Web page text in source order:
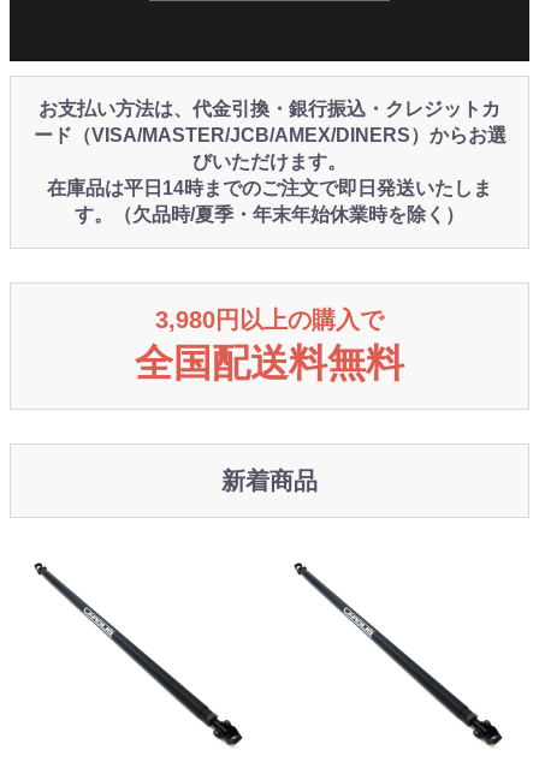
お支払い方法は、代金引換・銀行振込・クレジットカ
ード（VISA/MASTER/JCB/AMEX/DINERS）からお選
びいただけます。
在庫品は平日14時までのご注文で即日発送いたしま
す。（欠品時/夏季・年末年始休業時を除く）
3,980円以上の購入で
全国配送料無料
新着商品